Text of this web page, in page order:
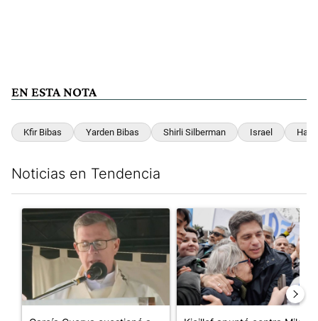
EN ESTA NOTA
Kfir Bibas Yarden Bibas Shirli Silberman Israel
Noticias en Tendencia
Un artículo de tendencia con el título "García Cuerva
Un artículo de tendencia con